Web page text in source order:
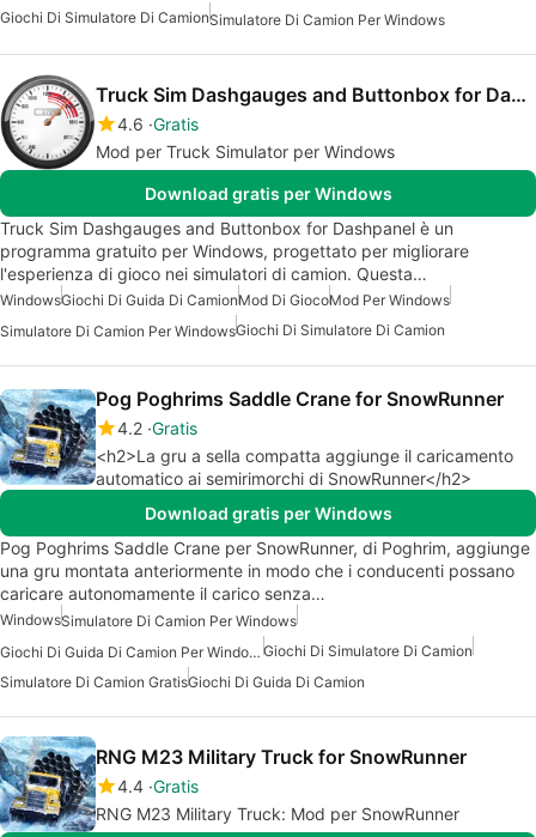
Giochi Di Simulatore Di CamionSimulatore Di Camion Per Windows
Truck Sim Dashgauges and Buttonbox for Dashpanel
4.6 Gratis
Mod per Truck Simulator per Windows
Download gratis per Windows
Truck Sim Dashgauges and Buttonbox for Dashpanel è un
programma gratuito per Windows, progettato per migliorare
l'esperienza di gioco nei simulatori di camion. Questa…
WindowsGiochi Di Guida Di CamionMod Di GiocoMod Per Windows
Simulatore Di Camion Per WindowsGiochi Di Simulatore Di Camion
Pog Poghrims Saddle Crane for SnowRunner
4.2 Gratis
<h2>La gru a sella compatta aggiunge il caricamento
automatico ai semirimorchi di SnowRunner</h2>
Download gratis per Windows
Pog Poghrims Saddle Crane per SnowRunner, di Poghrim, aggiunge
una gru montata anteriormente in modo che i conducenti possano
caricare autonomamente il carico senza…
WindowsSimulatore Di Camion Per Windows
Giochi Di Guida Di Camion Per Windows Giochi Di Simulatore Di Camion
Simulatore Di Camion GratisGiochi Di Guida Di Camion
RNG M23 Military Truck for SnowRunner
4.4 Gratis
RNG M23 Military Truck: Mod per SnowRunner